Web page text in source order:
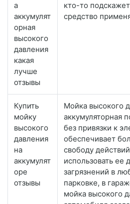
а
аккумулят
орная
высокого
давления
какая
лучше
отзывы
кто-то
средство
Купить
мойку
высокого
давления
на
аккумулят
оре
отзывы
Мойка высокого
аккумуляторная
без привязки к
обеспечивает
свободу
использовать ее
загрязнений в
парковке, в
мойка высокого